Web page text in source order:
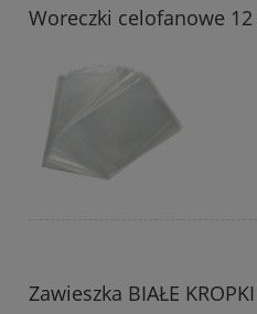
Woreczki celofanowe
Zawieszka BIAŁE